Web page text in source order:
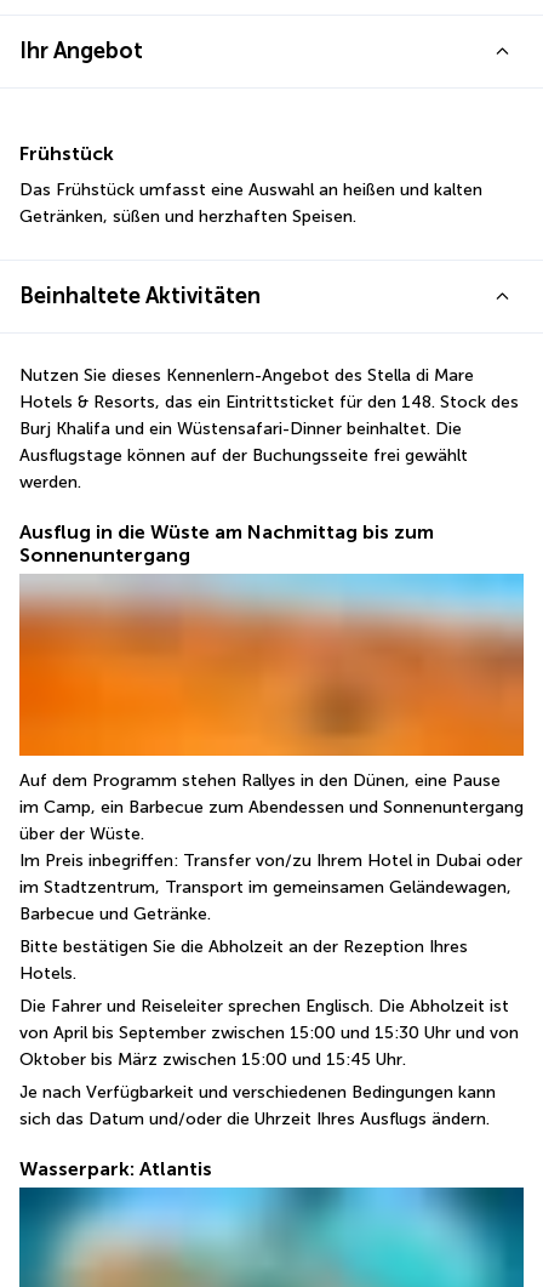
Ihr Angebot
Frühstück
Das Frühstück umfasst eine Auswahl an heißen und kalten
Getränken, süßen und herzhaften Speisen.
Beinhaltete Aktivitäten
Nutzen Sie dieses Kennenlern-Angebot des Stella di Mare
Hotels & Resorts, das ein Eintrittsticket für den 148. Stock des
Burj Khalifa und ein Wüstensafari-Dinner beinhaltet. Die
Ausflugstage können auf der Buchungsseite frei gewählt
werden.
Ausflug in die Wüste am Nachmittag bis zum
Sonnenuntergang
Auf dem Programm stehen Rallyes in den Dünen, eine Pause
im Camp, ein Barbecue zum Abendessen und Sonnenuntergang
über der Wüste.
Im Preis inbegriffen: Transfer von/zu Ihrem Hotel in Dubai oder
im Stadtzentrum, Transport im gemeinsamen Geländewagen,
Barbecue und Getränke.
Bitte bestätigen Sie die Abholzeit an der Rezeption Ihres
Hotels.
Die Fahrer und Reiseleiter sprechen Englisch. Die Abholzeit ist
von April bis September zwischen 15:00 und 15:30 Uhr und von
Oktober bis März zwischen 15:00 und 15:45 Uhr.
Je nach Verfügbarkeit und verschiedenen Bedingungen kann
sich das Datum und/oder die Uhrzeit Ihres Ausflugs ändern.
Wasserpark: Atlantis